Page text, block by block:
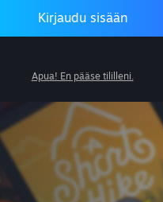
Kirjaudu sisään
Apua! En pääse tililleni.